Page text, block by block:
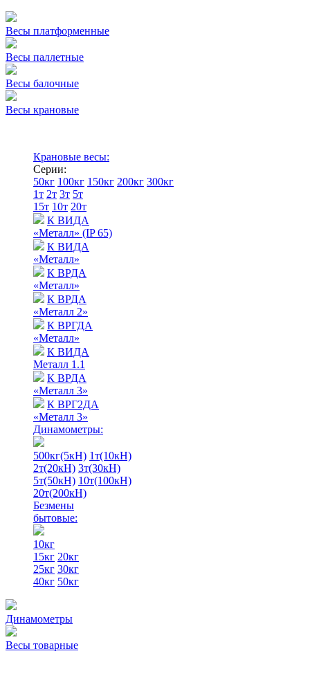
Весы платформенные
Весы паллетные
Весы балочные
Весы крановые
Крановые весы:
Серии:
50кг 100кг 150кг 200кг 300кг
1т 2т 3т 5т
15т 10т 20т
К ВИДА
«Металл» (IP 65)
К ВИДА
«Металл»
К ВРДА
«Металл»
К ВРДА
«Металл 2»
К ВРГДА
«Металл»
К ВИДА
Металл 1.1
К ВРДА
«Металл 3»
К ВРГ2ДА
«Металл 3»
Динамометры:
500кг(5кН) 1т(10кН)
2т(20кН) 3т(30кН)
5т(50кН) 10т(100кН)
20т(200кН)
Безмены
бытовые:
10кг
15кг 20кг
25кг 30кг
40кг 50кг
Динамометры
Весы товарные